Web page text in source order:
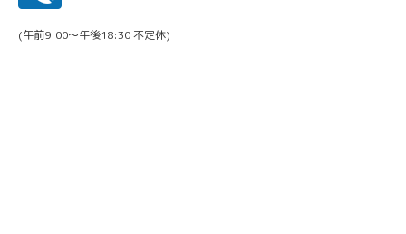
(午前9:00〜午後18:30 不定休)